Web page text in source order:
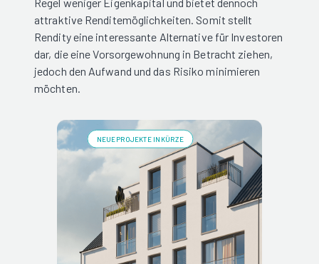
attraktive Renditemöglichkeiten. Somit stellt
Rendity eine interessante Alternative für Investoren
dar, die eine Vorsorgewohnung in Betracht ziehen,
jedoch den Aufwand und das Risiko minimieren
möchten.
NEUE PROJEKTE IN KÜRZE